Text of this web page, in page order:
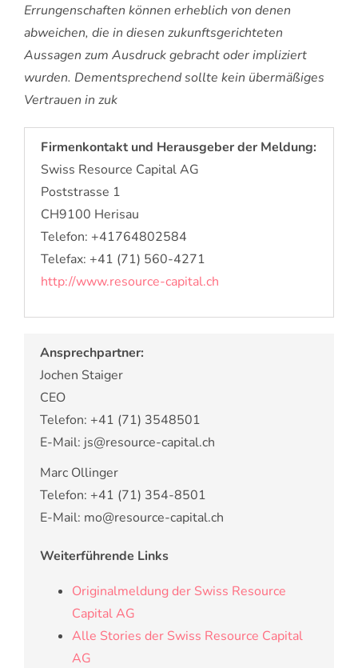
Errungenschaften können erheblich von denen
abweichen, die in diesen zukunftsgerichteten
Aussagen zum Ausdruck gebracht oder impliziert
wurden. Dementsprechend sollte kein übermäßiges
Vertrauen in zuk
Firmenkontakt und Herausgeber der Meldung:
Swiss Resource Capital AG
Poststrasse 1
CH9100 Herisau
Telefon: +41764802584
Telefax: +41 (71) 560-4271
http://www.resource-capital.ch
Ansprechpartner:
Jochen Staiger
CEO
Telefon: +41 (71) 3548501
E-Mail: js@resource-capital.ch
Marc Ollinger
Telefon: +41 (71) 354-8501
E-Mail: mo@resource-capital.ch
Weiterführende Links
Originalmeldung der Swiss Resource
Capital AG
Alle Stories der Swiss Resource Capital
AG